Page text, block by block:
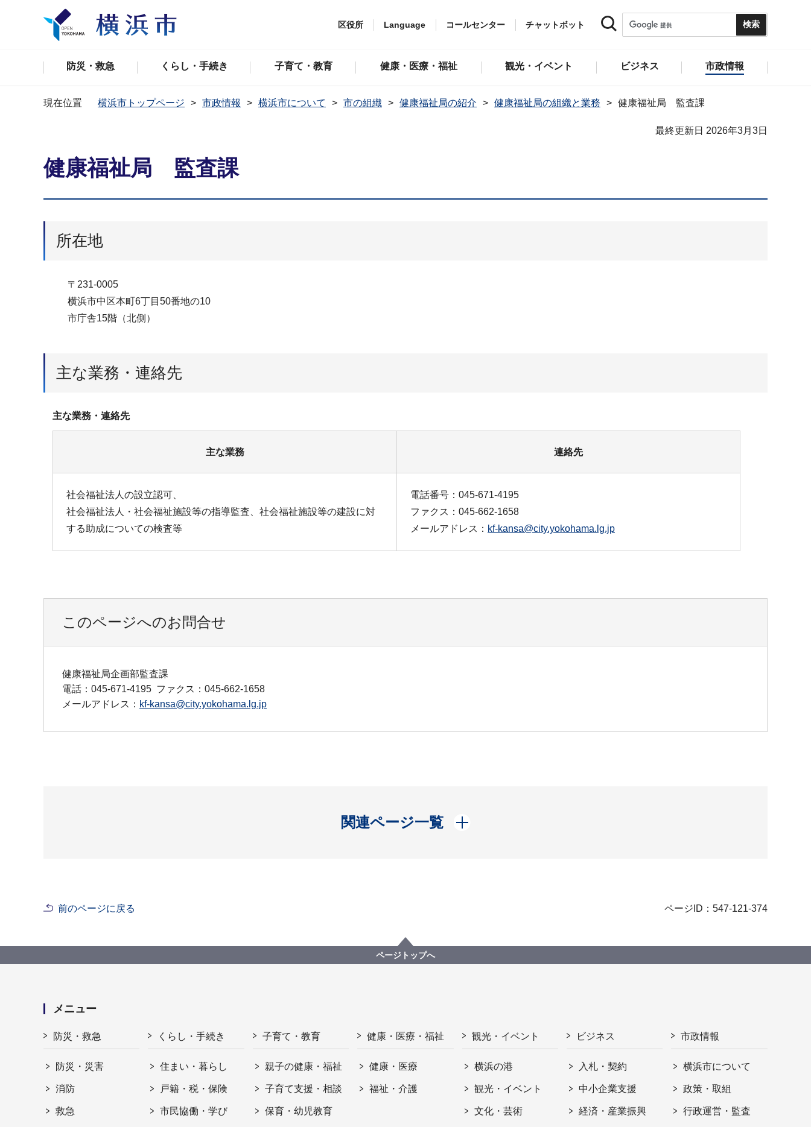
区役所 Language コールセンター チャットボット
防災・救急 くらし・手続き 子育て・教育 健康・医療・福祉 観光・イベント ビジネス 市政情報
現在位置 横浜市トップページ 市政情報 横浜市について 市の組織 健康福祉局の紹介 健康福祉局の組織と業務 健康福祉局 監査課
最終更新日 2026年3月3日
健康福祉局 監査課
所在地
〒231-0005
横浜市中区本町6丁目50番地の10
市庁舎15階（北側）
主な業務・連絡先
主な業務・連絡先
主な業務 連絡先
社会福祉法人の設立認可、
社会福祉法人・社会福祉施設等の指導監査、社会福祉施設等の建設に対
する助成についての検査等
電話番号：045-671-4195
ファクス：045-662-1658
メールアドレス： kf-kansa@city.yokohama.lg.jp
このページへのお問合せ
健康福祉局企画部監査課
電話：045-671-4195 ファクス：045-662-1658
メールアドレス： kf-kansa@city.yokohama.lg.jp
関連ページ一覧
開く
前のページに戻る ページID：547-121-374
ページトップへ
メニュー
防災・救急
防災・災害
消防
救急
くらし・手続き
住まい・暮らし
戸籍・税・保険
市民協働・学び
子育て・教育
親子の健康・福祉
子育て支援・相談
保育・幼児教育
健康・医療・福祉
健康・医療
福祉・介護
観光・イベント
横浜の港
観光・イベント
文化・芸術
ビジネス
入札・契約
中小企業支援
経済・産業振興
市政情報
横浜市について
政策・取組
行政運営・監査